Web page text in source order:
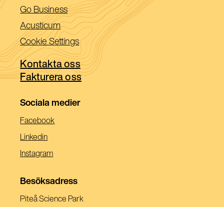
i
ett
nytt
fönster)
Go Business(Öppnas
i
ett
nytt
fönster)
Acusticum(Öppnas
i
ett
nytt
fönster)
Cookie Settings
Kontakta oss
Fakturera oss
Sociala medier
Facebook(Öppnas
Linkedin(Öppnas
Nytt
Instagram(Öppnas
Ett
Besöksadress
Piteå Science Park